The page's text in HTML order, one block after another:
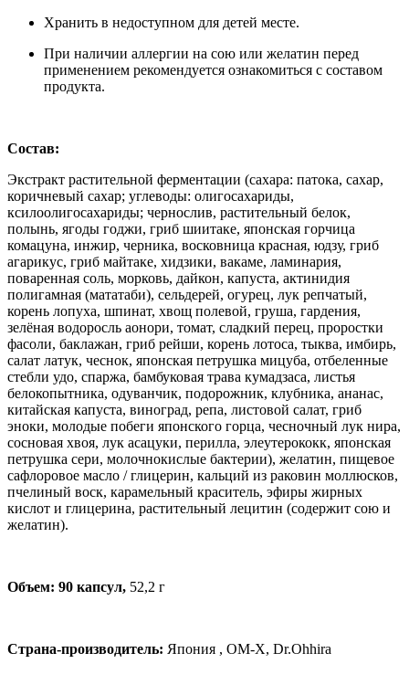
Хранить в недоступном для детей месте.
При наличии аллергии на сою или желатин перед
применением рекомендуется ознакомиться с составом
продукта.
Состав:
Экстракт растительной ферментации (сахара: патока, сахар,
коричневый сахар; углеводы: олигосахариды,
ксилоолигосахариды; чернослив, растительный белок,
полынь, ягоды годжи, гриб шиитаке, японская горчица
комацуна, инжир, черника, восковница красная, юдзу, гриб
агарикус, гриб майтаке, хидзики, вакаме, ламинария,
поваренная соль, морковь, дайкон, капуста, актинидия
полигамная (мататаби), сельдерей, огурец, лук репчатый,
корень лопуха, шпинат, хвощ полевой, груша, гардения,
зелёная водоросль аонори, томат, сладкий перец, проростки
фасоли, баклажан, гриб рейши, корень лотоса, тыква, имбирь,
салат латук, чеснок, японская петрушка мицуба, отбеленные
стебли удо, спаржа, бамбуковая трава кумадзаса, листья
белокопытника, одуванчик, подорожник, клубника, ананас,
китайская капуста, виноград, репа, листовой салат, гриб
эноки, молодые побеги японского горца, чесночный лук нира,
сосновая хвоя, лук асацуки, перилла, элеутерококк, японская
петрушка сери, молочнокислые бактерии), желатин, пищевое
сафлоровое масло / глицерин, кальций из раковин моллюсков,
пчелиный воск, карамельный краситель, эфиры жирных
кислот и глицерина, растительный лецитин (содержит сою и
желатин).
Объем: 90 капсул, 52,2 г
Страна-производитель: Япония , OM-X, Dr.Ohhira